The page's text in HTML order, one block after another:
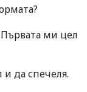
ми цел
и да спечеля.